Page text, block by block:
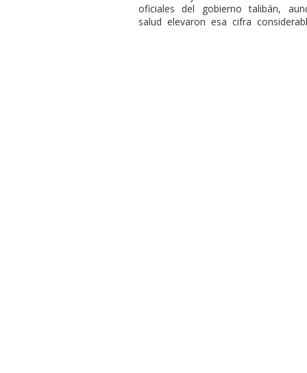
oficiales del gobierno talibán,
salud elevaron esa cifra